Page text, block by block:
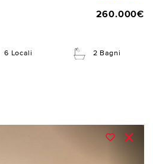
260.000€
6 Locali 2 Bagni